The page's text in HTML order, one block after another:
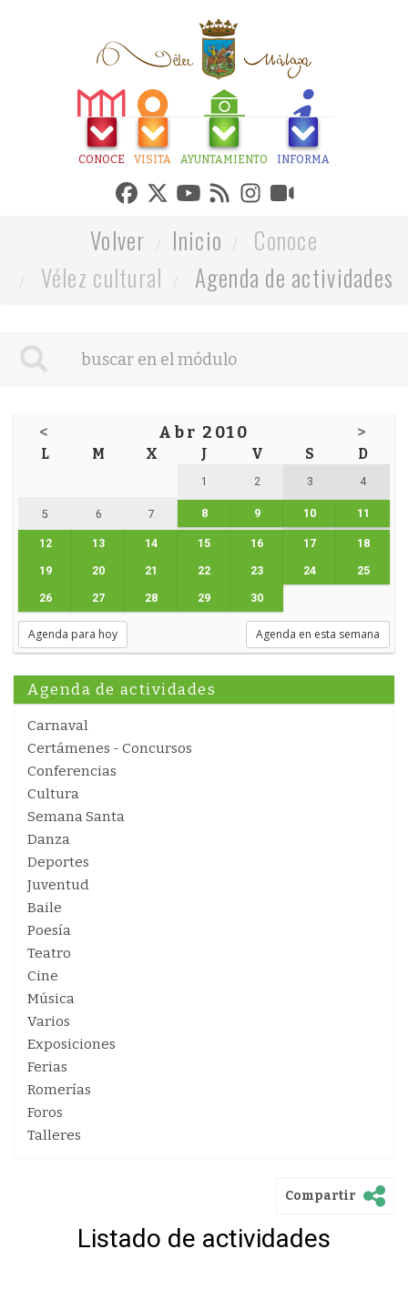
CONOCE VISITA AYUNTAMIENTO INFORMA
Volver Inicio
Conoce
Vélez cultural
Agenda de actividades
< Abr 2010 >
L M X J V S D
1 2 3 4
5 6 7 8 9 10 11
12 13 14 15 16 17 18
19 20 21 22 23 24 25
26 27 28 29 30
Agenda para hoy Agenda en esta semana
Agenda de actividades
Carnaval
Certámenes - Concursos
Conferencias
Cultura
Semana Santa
Danza
Deportes
Juventud
Baile
Poesía
Teatro
Cine
Música
Varios
Exposiciones
Ferias
Romerías
Foros
Talleres
Compartir
Listado de actividades